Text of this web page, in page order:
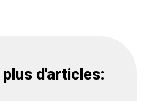
plus d'articles: